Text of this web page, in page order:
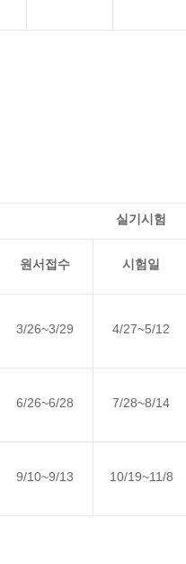
실기시험
원서접수 시험일
3/26~3/29 4/27~5/12
6/26~6/28 7/28~8/14
9/10~9/13 10/19~11/8